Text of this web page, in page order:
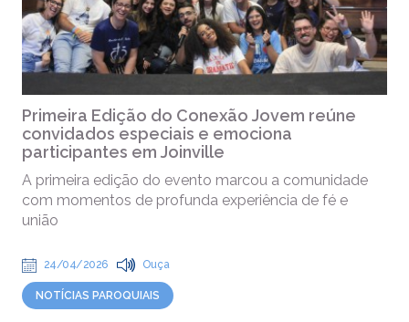
Primeira Edição do Conexão Jovem reúne
convidados especiais e emociona
participantes em Joinville
A primeira edição do evento marcou a comunidade
com momentos de profunda experiência de fé e
união
24/04/2026 Ouça
NOTÍCIAS PAROQUIAIS